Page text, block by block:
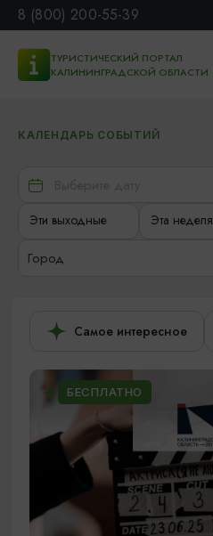
8 (800) 200-55-39
ТУРИСТИЧЕСКИЙ ПОРТАЛ
КАЛИНИНГРАДСКОЙ ОБЛАСТИ
КАЛЕНДАРЬ СОБЫТИЙ
Эти выходные Эта неделя
Город
Самое интересное
БЕСПЛАТНО